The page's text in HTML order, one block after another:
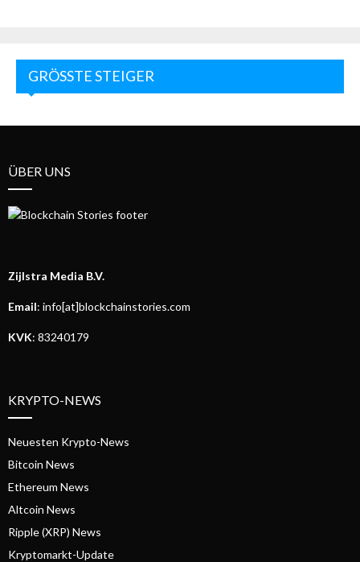
GRÖSSTE STEIGER
ÜBER UNS
Zijlstra Media B.V.
Email: info[at]blockchainstories.com
KVK: 83240179
KRYPTO-NEWS
Neuesten Krypto-News
Bitcoin News
Ethereum News
Altcoin News
Ripple (XRP) News
Kryptomarkt-Update